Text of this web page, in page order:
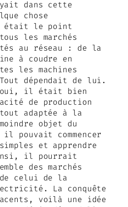
dans cette
chose
était le point
les marchés
au réseau : de la
à coudre en
les machines
dépendait de lui.
oui, il était bien
de production
adaptée à la
objet du
pouvait commencer
et apprendre
il pourrait
des marchés
celui de la
La conquête
voilà une idée